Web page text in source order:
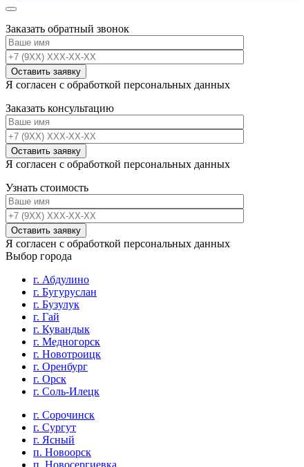
Заказать обратный звонок
Я согласен с обработкой персональных данных
Заказать консультацию
Я согласен с обработкой персональных данных
Узнать стоимость
Я согласен с обработкой персональных данных
Выбор города
г. Абдулино
г. Бугуруслан
г. Бузулук
г. Гай
г. Кувандык
г. Медногорск
г. Новотроицк
г. Оренбург
г. Орск
г. Соль-Илецк
г. Сорочинск
г. Сургут
г. Ясный
п. Новоорск